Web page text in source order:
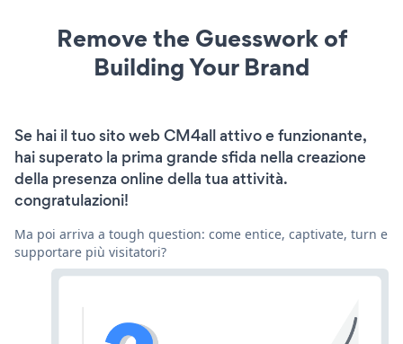
Remove the Guesswork of
Building Your Brand
Se hai il tuo sito web CM4all attivo e funzionante,
hai superato la prima grande sfida nella creazione
della presenza online della tua attività.
congratulazioni!
Ma poi arriva a tough question: come entice, captivate, turn e
supportare più visitatori?